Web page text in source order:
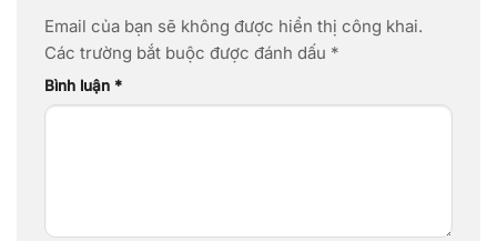
Email của bạn sẽ không được hiển thị công khai.
Các trường bắt buộc được đánh dấu *
Bình luận *